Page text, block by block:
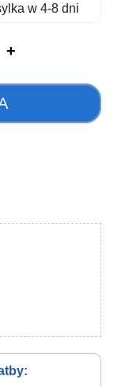
w 4-8 dni
+